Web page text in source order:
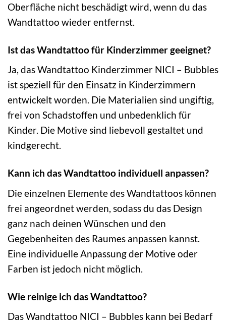
Oberfläche nicht beschädigt wird, wenn du das
Wandtattoo wieder entfernst.
Ist das Wandtattoo für Kinderzimmer geeignet?
Ja, das Wandtattoo Kinderzimmer NICI – Bubbles
ist speziell für den Einsatz in Kinderzimmern
entwickelt worden. Die Materialien sind ungiftig,
frei von Schadstoffen und unbedenklich für
Kinder. Die Motive sind liebevoll gestaltet und
kindgerecht.
Kann ich das Wandtattoo individuell anpassen?
Die einzelnen Elemente des Wandtattoos können
frei angeordnet werden, sodass du das Design
ganz nach deinen Wünschen und den
Gegebenheiten des Raumes anpassen kannst.
Eine individuelle Anpassung der Motive oder
Farben ist jedoch nicht möglich.
Wie reinige ich das Wandtattoo?
Das Wandtattoo NICI – Bubbles kann bei Bedarf